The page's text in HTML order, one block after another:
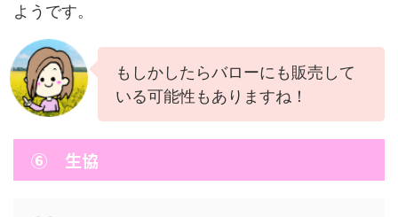
ようです。
もしかしたらバローにも販売して
いる可能性もありますね！
⑥ 生協